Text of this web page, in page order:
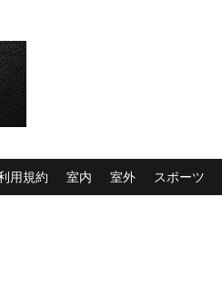
用規約 室内 室外 スポーツ